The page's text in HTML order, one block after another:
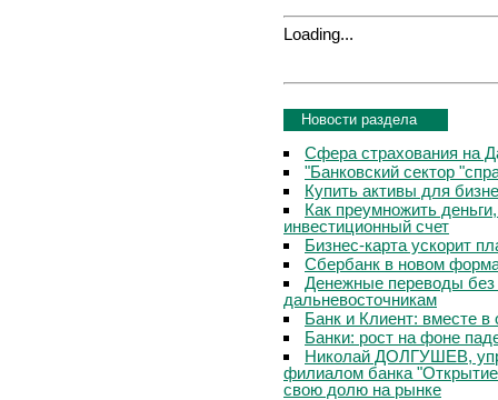
Loading...
Новости раздела
Сфера страхования на
"Банковский сектор
Купить активы для
Как преумножить
инвестиционный счет
Бизнес-карта ускорит
Сбербанк в новом
Денежные переводы без
дальневосточникам
Банк и Клиент: вместе в
Банки: рост на фоне
Николай ДОЛГУШЕВ,
филиалом банка
свою долю на рынке